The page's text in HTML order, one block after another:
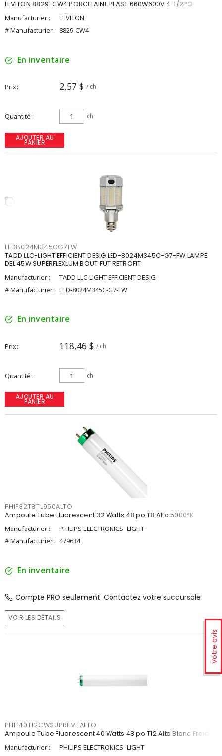
Votre avis
LEVITON 8829-CW4 PORCELAINE PLAST 660W600V 4-1/2PO
Manufacturier :
LEVITON
# Manufacturier : 8829-CW4
En inventaire
Prix 2,57 $ / ch
Quantité ch
AJOUTER AU
PANIER
LED8024M345CG7FW
TADD LLC-LIGHT EFFICIENT DESIG LED-8024M345C-G7-FW LAMPE
DEL 45W SUPERFLEXLUM BOUT FUT RETROFIT
Manufacturier :
TADD LLC-LIGHT EFFICIENT DESIG
# Manufacturier : LED-8024M345C-G7-FW
En inventaire
Prix 118,46 $ / ch
Quantité ch
AJOUTER AU
PANIER
PHIF32T8TL950ALTO
Ampoule Tube Fluorescent 32 Watts 48 po T8 Alto 5000°K
Manufacturier :
PHILIPS ELECTRONICS -LIGHT
# Manufacturier : 479634
En inventaire
Compte PRO seulement. Contactez votre succursale
VOIR LES DÉTAILS
PHIF40T12CWSUPREMEALTO
Ampoule Tube Fluorescent 40 Watts 48 po T12 Alto Blanc Froid
Manufacturier :
PHILIPS ELECTRONICS -LIGHT